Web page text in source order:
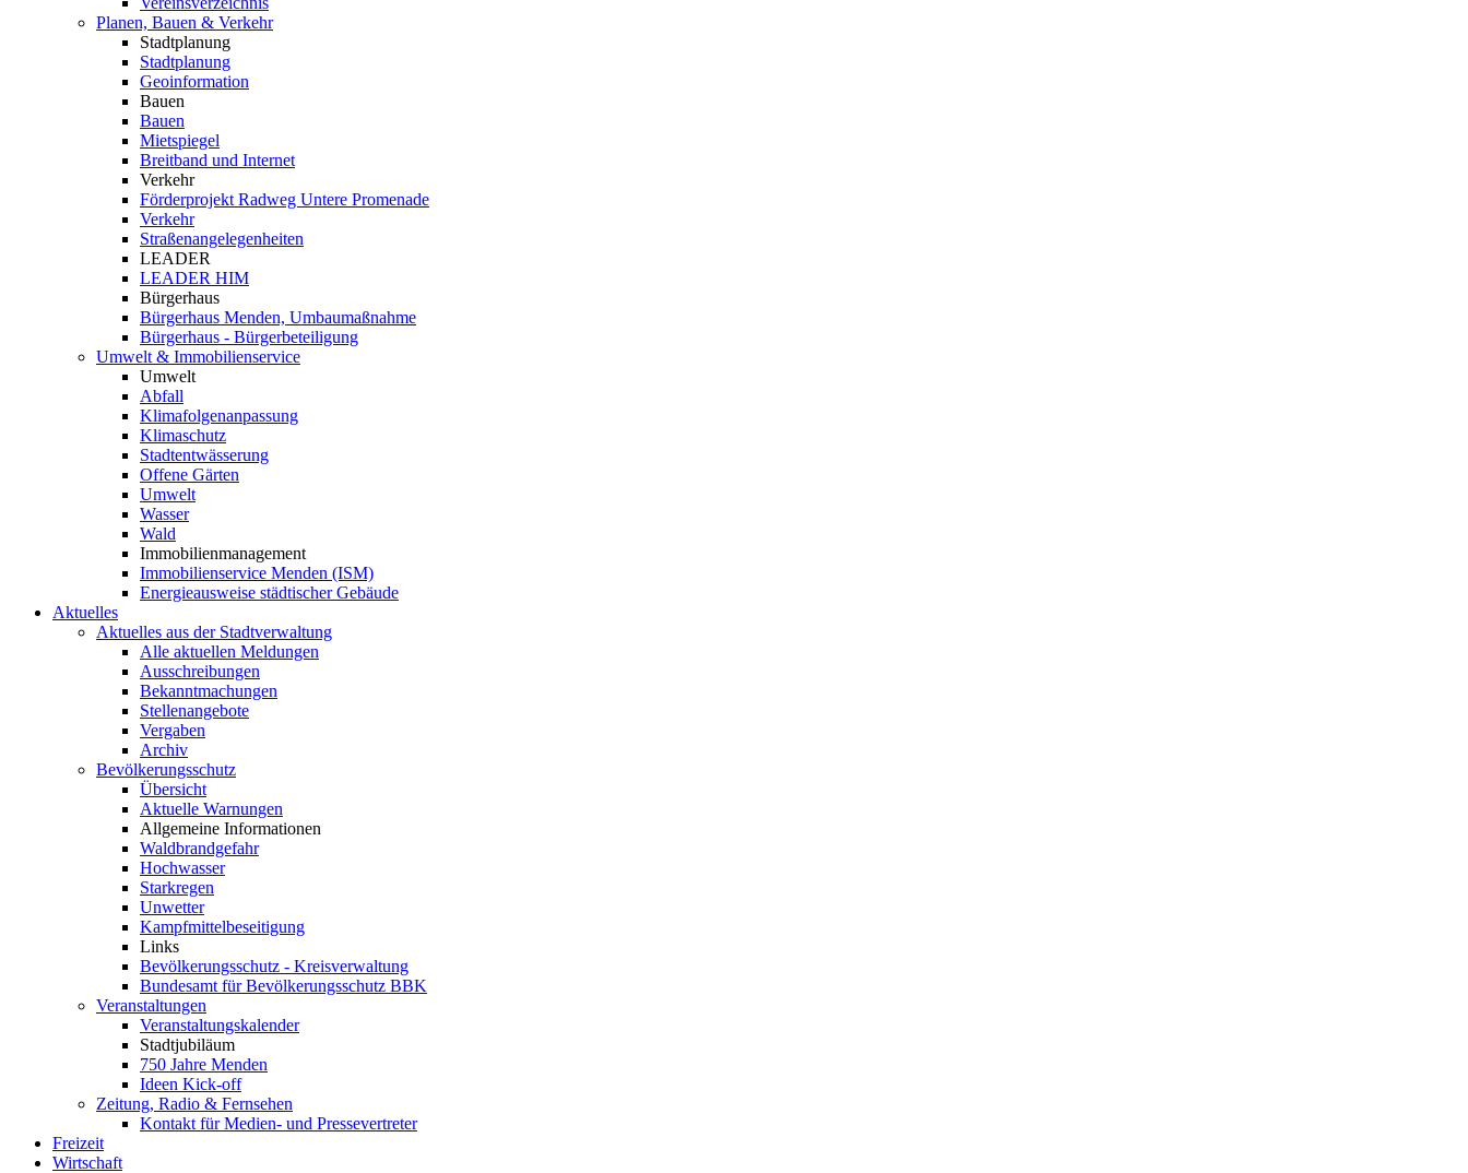
Planen, Bauen & Verkehr
Stadtplanung
Stadtplanung
Geoinformation
Bauen
Bauen
Mietspiegel
Breitband und Internet
Verkehr
Förderprojekt Radweg Untere Promenade
Verkehr
Straßenangelegenheiten
LEADER
LEADER HIM
Bürgerhaus
Bürgerhaus Menden, Umbaumaßnahme
Bürgerhaus - Bürgerbeteiligung
Umwelt & Immobilienservice
Umwelt
Abfall
Klimafolgenanpassung
Klimaschutz
Stadtentwässerung
Offene Gärten
Umwelt
Wasser
Wald
Immobilienmanagement
Immobilienservice Menden (ISM)
Energieausweise städtischer Gebäude
Aktuelles
Aktuelles aus der Stadtverwaltung
Alle aktuellen Meldungen
Ausschreibungen
Bekanntmachungen
Stellenangebote
Vergaben
Archiv
Bevölkerungsschutz
Übersicht
Aktuelle Warnungen
Allgemeine Informationen
Waldbrandgefahr
Hochwasser
Starkregen
Unwetter
Kampfmittelbeseitigung
Links
Bevölkerungsschutz - Kreisverwaltung
Bundesamt für Bevölkerungsschutz BBK
Veranstaltungen
Veranstaltungskalender
Stadtjubiläum
750 Jahre Menden
Ideen Kick-off
Zeitung, Radio & Fernsehen
Kontakt für Medien- und Pressevertreter
Freizeit
Wirtschaft